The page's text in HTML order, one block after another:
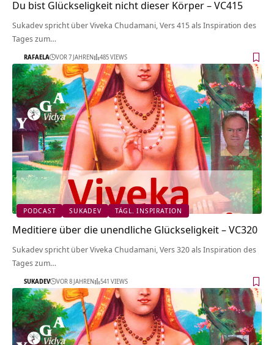
Du bist Glückseligkeit nicht dieser Körper – VC415
Sukadev spricht über Viveka Chudamani, Vers 415 als Inspiration des
Tages zum…
RAFAELA VOR 7 JAHREN 485 VIEWS
PODCAST SUKADEV TÄGL. INSPIRATION
Meditiere über die unendliche Glückseligkeit – VC320
Sukadev spricht über Viveka Chudamani, Vers 320 als Inspiration des
Tages zum…
SUKADEV VOR 8 JAHREN 541 VIEWS